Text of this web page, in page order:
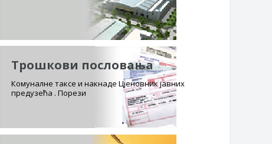
Трошкови пословања
Комуналне таксе и накнаде Цјеновник јавних
предузећа . Порези